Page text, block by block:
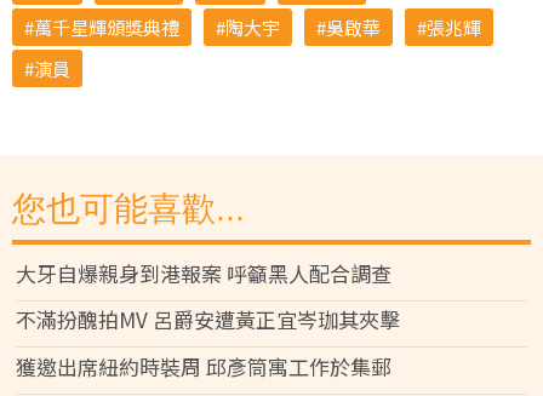
萬千星輝頒獎典禮
陶大宇 吳啟華
張兆輝
演員
您也可能喜歡...
大牙自爆親身到港報案 呼籲黑人配合調查
不滿扮醜拍MV 呂爵安遭黃正宜岑珈其夾擊
獲邀出席紐約時裝周 邱彥筒寓工作於集郵